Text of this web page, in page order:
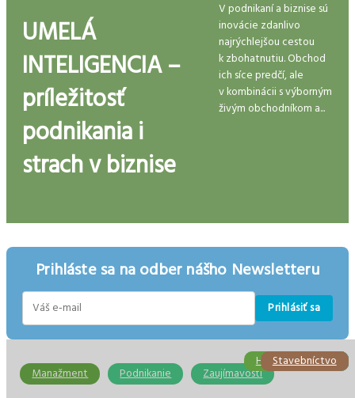
UMELÁ
INTELIGENCIA –
príležitosť
podnikania i
strach v biznise
V podnikaní a biznise sú
inovácie zdanlivo
najrýchlejšou cestou
k zbohatnutiu. Obchod
ich síce predčí, ale
v kombinácii s výborným
živým obchodníkom a...
Prihláste sa na odber nášho Newsletteru
Prihlásiť sa
Manažment Podnikanie Zaujímavosti
Ekonomika
Ekonomika
HR/Personalistika
Účtovníctvo
Podnikanie
Stavebníctvo